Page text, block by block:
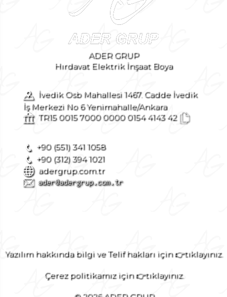
ADER GRUP
Hırdavat Elektrik İnşaat Boya
İvedik Osb Mahallesi 1467. Cadde İvedik
İş Merkezi No 6 Yenimahalle/Ankara
TR15 0015 7000 0000 0154 4143 42
+90 (551) 341 1058
+90 (312) 394 1021
adergrup.com.tr
Yazılım hakkında bilgi ve Telif hakları için 👉tıklayınız.
Çerez politikamız için 👉tıklayınız.